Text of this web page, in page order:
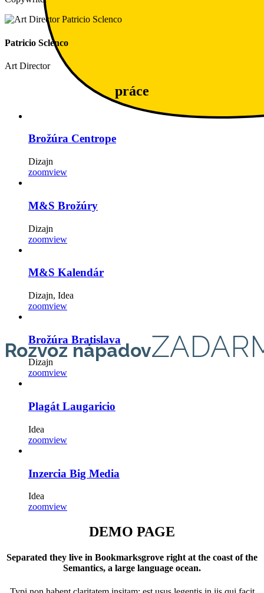
Rozvoz nápa​dov
Patricio Sclenco
Art Director
práce
Brožúra Centrope
Dizajn
zoomview
M&S Brožúry
Dizajn
zoomview
M&S Kalendár
Dizajn, Idea
zoomview
Brožúra Bratislava
Dizajn
zoomview
Plagát Laugaricio
Idea
zoomview
Inzercia Big Media
Idea
zoomview
DEMO PAGE
Separated they live in Bookmarksgrove right at the coast of the
Semantics, a large language ocean.